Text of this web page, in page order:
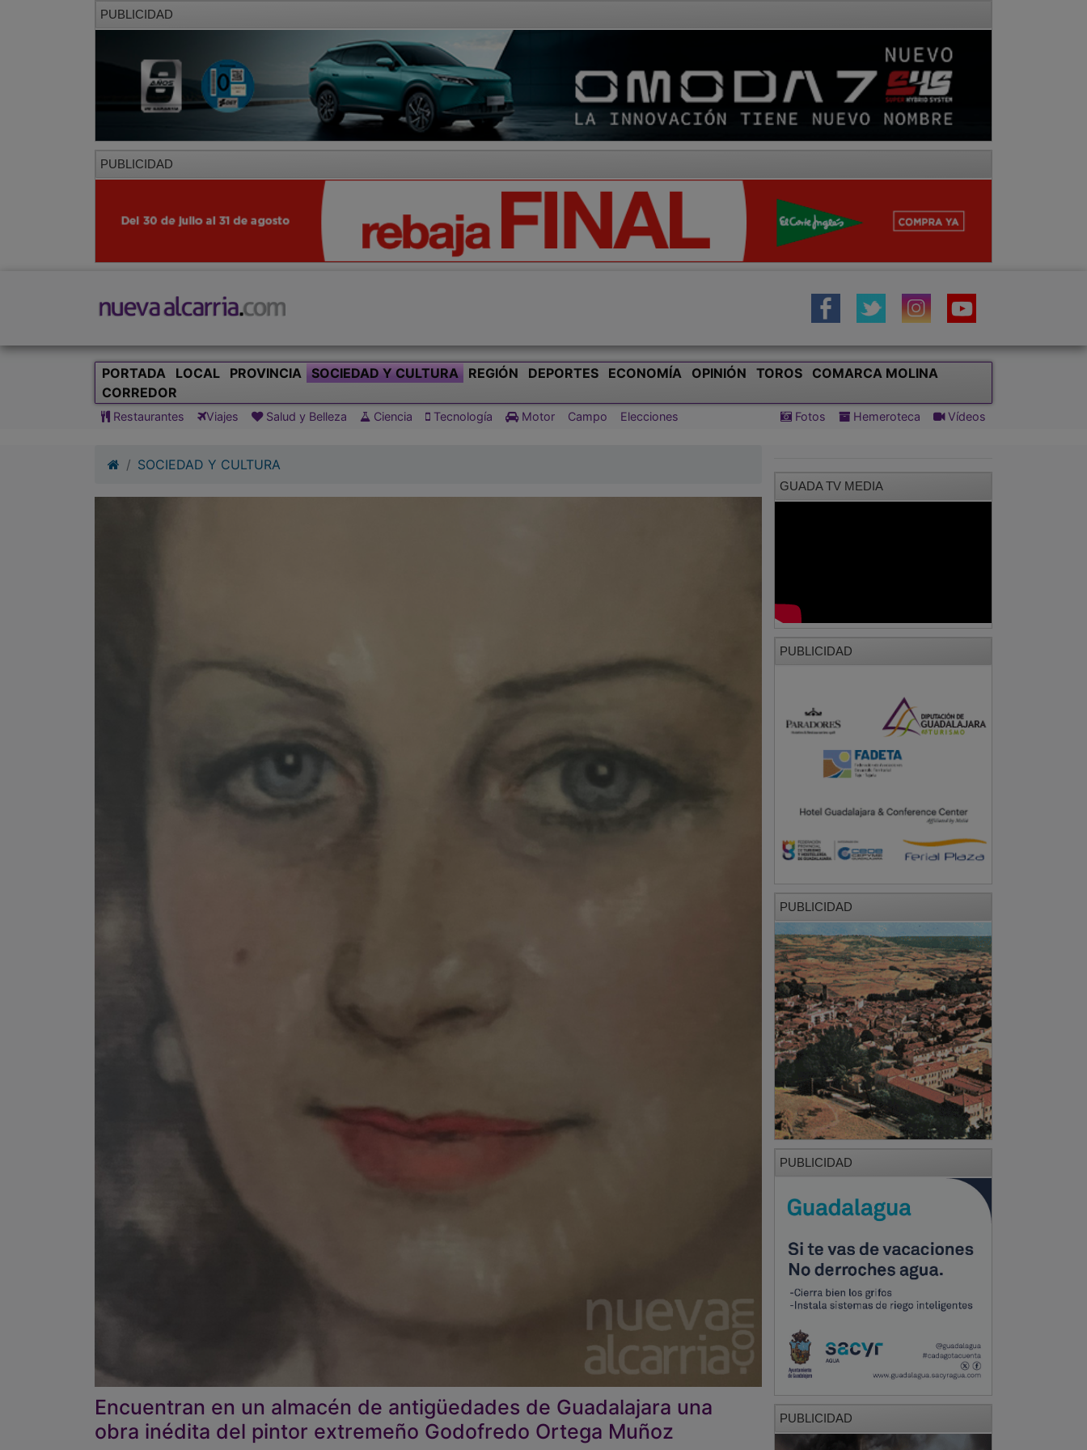
PUBLICIDAD
PUBLICIDAD
PORTADA LOCAL PROVINCIA SOCIEDAD Y CULTURA REGIÓN DEPORTES ECONOMÍA OPINIÓN TOROS
COMARCA MOLINA
CORREDOR
Restaurantes Viajes Salud y Belleza Ciencia Tecnología Motor Campo Elecciones Fotos Hemeroteca Vídeos
SOCIEDAD Y CULTURA
Encuentran en un almacén de antigüedades de Guadalajara una
obra inédita del pintor extremeño Godofredo Ortega Muñoz
GUADA TV MEDIA
PUBLICIDAD
PUBLICIDAD
PUBLICIDAD
PUBLICIDAD